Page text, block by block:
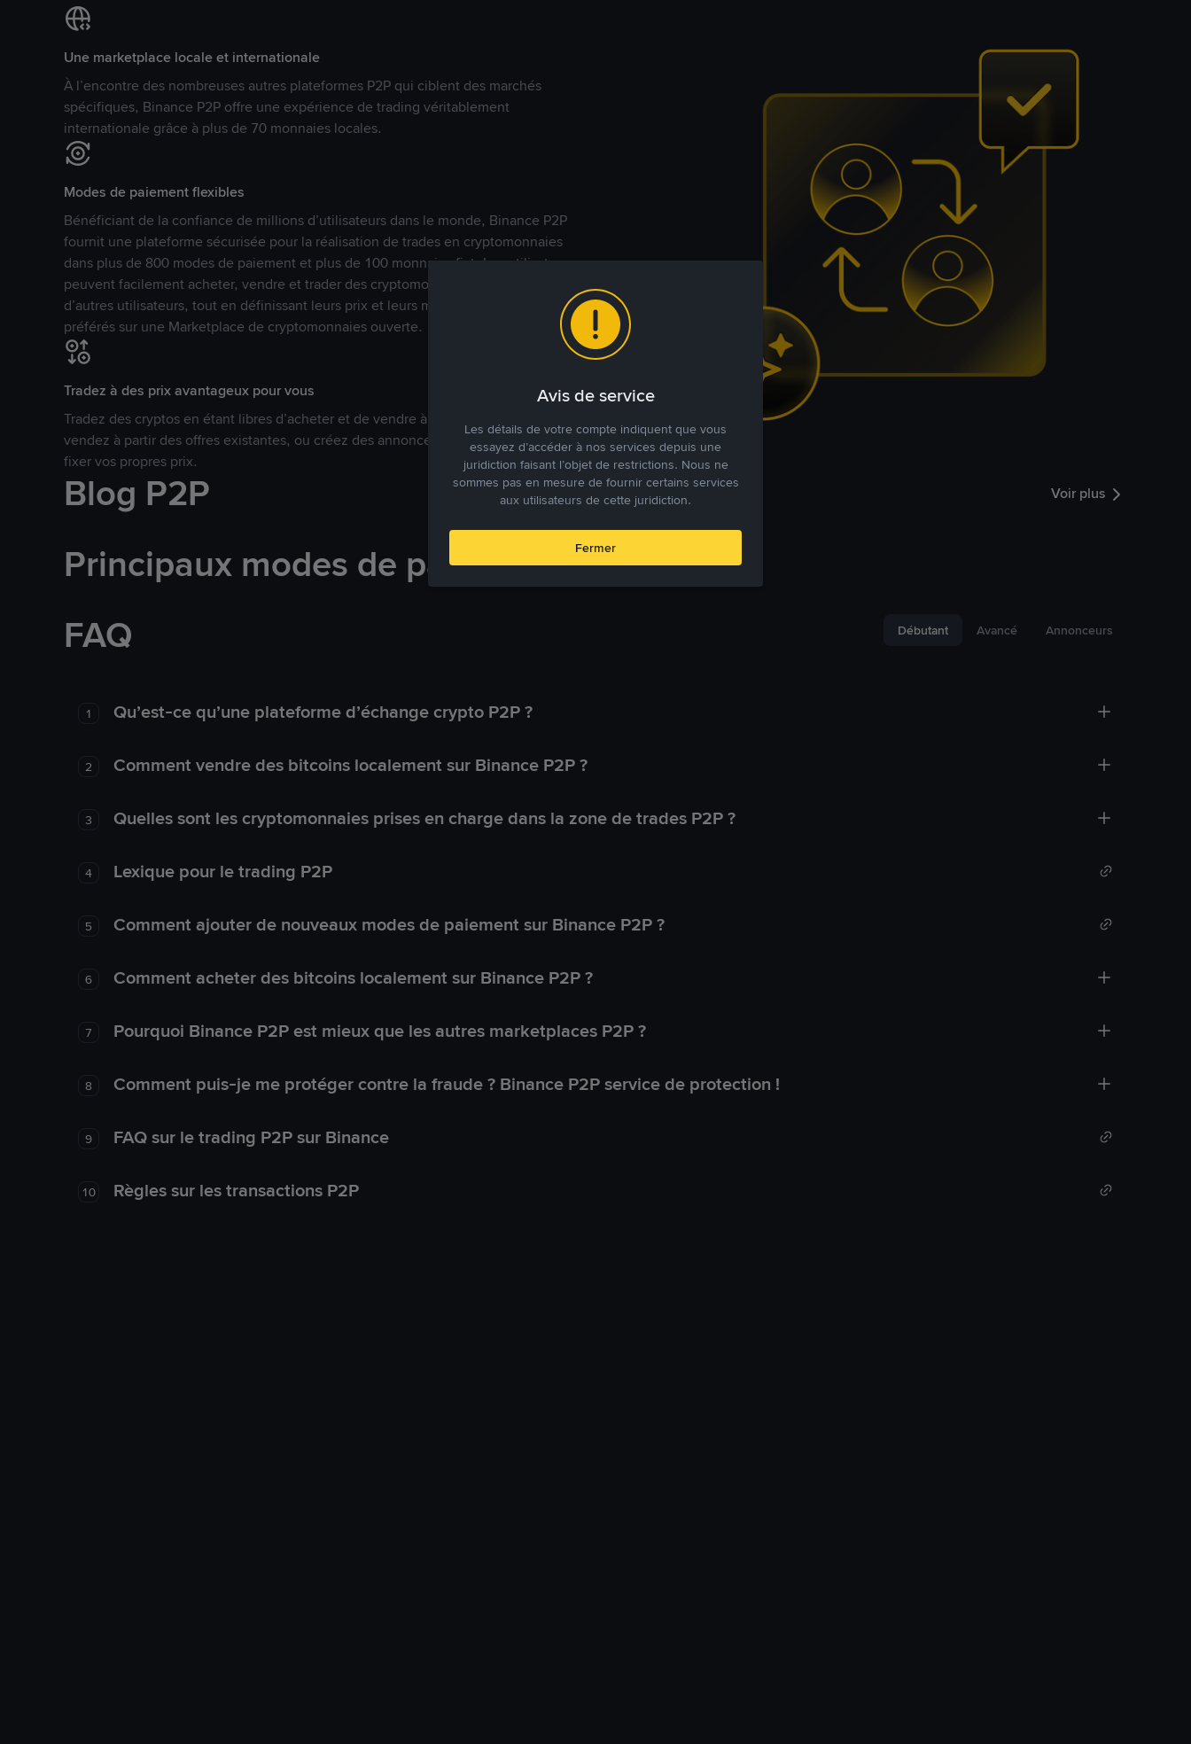
Une marketplace locale et internationale
À l’encontre des nombreuses autres plateformes P2P qui ciblent des marchés
spécifiques, Binance P2P offre une expérience de trading véritablement
internationale grâce à plus de 70 monnaies locales.
Modes de paiement flexibles
Bénéficiant de la confiance de millions d’utilisateurs dans le monde, Binance P2P
fournit une plateforme sécurisée pour la réalisation de trades en cryptomonnaies
dans plus de 800 modes de paiement et plus de 100 monnaies fiat. Les utilisateurs
peuvent facilement acheter, vendre et trader des cryptomonnaies directement avec
d’autres utilisateurs, tout en définissant leurs prix et leurs modes de paiement
préférés sur une Marketplace de cryptomonnaies ouverte.
Tradez à des prix avantageux pour vous
Tradez des cryptos en étant libres d’acheter et de vendre à votre prix. Achetez ou
vendez à partir des offres existantes, ou créez des annonces commerciales pour
fixer vos propres prix.
Blog P2P Voir plus
Principaux modes de paiement
FAQ
Débutant Avancé Annonceurs
1 Qu’est-ce qu’une plateforme d’échange crypto P2P ?
2 Comment vendre des bitcoins localement sur Binance P2P ?
3 Quelles sont les cryptomonnaies prises en charge dans la zone de trades P2P ?
4 Lexique pour le trading P2P
5 Comment ajouter de nouveaux modes de paiement sur Binance P2P ?
6 Comment acheter des bitcoins localement sur Binance P2P ?
7 Pourquoi Binance P2P est mieux que les autres marketplaces P2P ?
8 Comment puis-je me protéger contre la fraude ? Binance P2P service de protection !
9 FAQ sur le trading P2P sur Binance
10 Règles sur les transactions P2P
Avis de service
Les détails de votre compte indiquent que vous
essayez d’accéder à nos services depuis une
juridiction faisant l’objet de restrictions. Nous ne
sommes pas en mesure de fournir certains services
aux utilisateurs de cette juridiction.
Fermer